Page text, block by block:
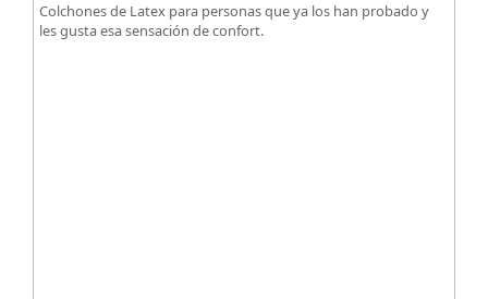
Colchones de Latex para personas que ya los han probado y
les gusta esa sensación de confort.